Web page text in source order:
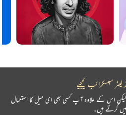
لیٹر سبسکرائب کیجیے
اس کے علاوہ آپ کسی بھی ای میل کا استعمال
کرتے ہیں۔